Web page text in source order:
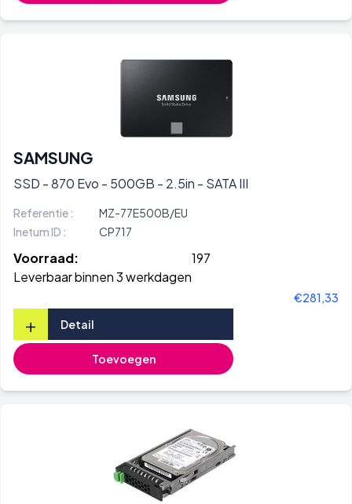
SAMSUNG
SSD - 870 Evo - 500GB - 2.5in - SATA III
Referentie :
MZ-77E500B/EU
Inetum ID :
CP717
Voorraad:
197
Leverbaar binnen 3 werkdagen
€281,33
+ Detail
Toevoegen